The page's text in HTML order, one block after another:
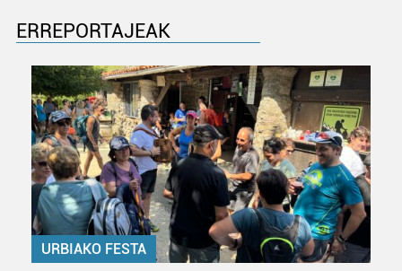
ERREPORTAJEAK
URBIAKO FESTA